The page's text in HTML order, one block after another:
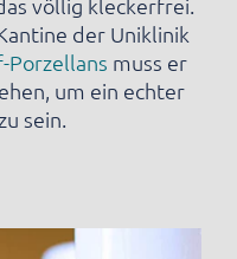
der Uniklinik
Porzellans muss er
um ein echter
sein.